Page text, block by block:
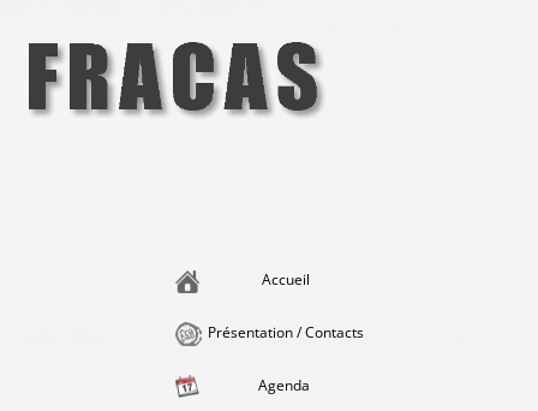
contenu
Accueil
Présentation / Contacts
Agenda